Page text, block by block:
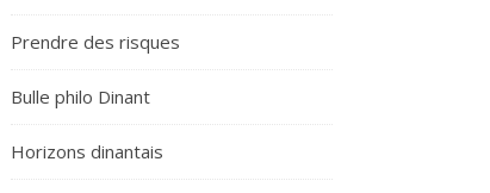
Prendre des risques
Bulle philo Dinant
Horizons dinantais